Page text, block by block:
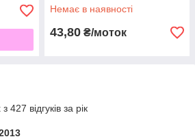
Немає в наявності
43,80 ₴/моток
427 відгуків за рік